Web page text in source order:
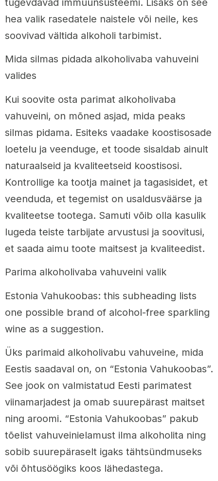
tugevdavad immuunsüsteemi. Lisaks on see
hea valik rasedatele naistele või neile, kes
soovivad vältida alkoholi tarbimist.
Mida silmas pidada alkoholivaba vahuveini
valides
Kui soovite osta parimat alkoholivaba
vahuveini, on mõned asjad, mida peaks
silmas pidama. Esiteks vaadake koostisosade
loetelu ja veenduge, et toode sisaldab ainult
naturaalseid ja kvaliteetseid koostisosi.
Kontrollige ka tootja mainet ja tagasisidet, et
veenduda, et tegemist on usaldusväärse ja
kvaliteetse tootega. Samuti võib olla kasulik
lugeda teiste tarbijate arvustusi ja soovitusi,
et saada aimu toote maitsest ja kvaliteedist.
Parima alkoholivaba vahuveini valik
Estonia Vahukoobas: this subheading lists
one possible brand of alcohol-free sparkling
wine as a suggestion.
Üks parimaid alkoholivabu vahuveine, mida
Eestis saadaval on, on “Estonia Vahukoobas”.
See jook on valmistatud Eesti parimatest
viinamarjadest ja omab suurepärast maitset
ning aroomi. “Estonia Vahukoobas” pakub
tõelist vahuveinielamust ilma alkoholita ning
sobib suurepäraselt igaks tähtsündmuseks
või õhtusöögiks koos lähedastega.